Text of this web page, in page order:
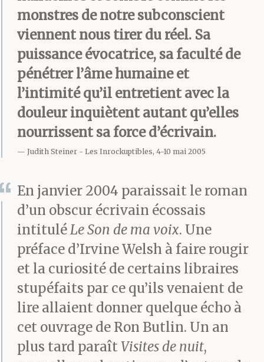
monstres de notre subconscient
viennent nous tirer du réel. Sa
puissance évocatrice, sa faculté de
pénétrer l’âme humaine et
l’intimité qu’il entretient avec la
douleur inquiètent autant qu’elles
nourrissent sa force d’écrivain.
Judith Steiner Les Inrockuptibles, 4-10 mai 2005
En janvier 2004 paraissait le roman
d’un obscur écrivain écossais
intituléLe Son de ma voix. Une
préface d’Irvine Welsh à faire rougir
et la curiosité de certains libraires
stupéfaits par ce qu’ils venaient de
lire allaient donner quelque écho à
cet ouvrage de Ron Butlin. Un an
plus tard paraîtVisites de nuit,